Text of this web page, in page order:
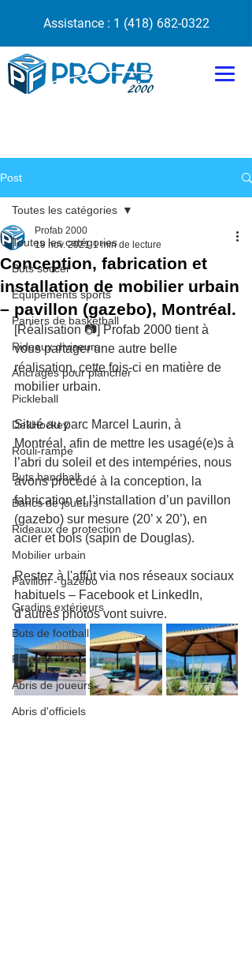
Assistance : 1 (418) 682-0322
Post
Toutes les catégories
Buts soccer
Équipements sports
Paniers de basketball
Rideaux diviseurs
Ancrages pour plancher
Pickleball
DekHockey
Rouli-rampe
Buts handball
Bancs de joueurs
Rideaux de protection
Mobilier urbain
Pavillon - gazébo
Gradins extérieurs
Buts de football
Poteaux
Abris de joueurs
Abris d'officiels
Toutes les catégories
Conception, fabrication et
installation de mobilier urbain
– pavillon (gazebo), Montréal.
Profab 2000
19 nov. 2021 1 min de lecture
[Réalisation 📷] Profab 2000 tient à
vous partager une autre belle
réalisation, cette fois-ci en matière de
mobilier urbain.
Situé au parc Marcel Laurin, à
Montréal, afin de mettre les usagé(e)s à
l’abri du soleil et des intempéries, nous
avons procédé à la conception, la
fabrication et l’installation d’un pavillon
(gazebo) sur mesure (20’ x 20’), en
acier et bois (sapin de Douglas).
Restez à l'affût via nos réseaux sociaux
habituels – Facebook et LinkedIn,
d’autres photos vont suivre.